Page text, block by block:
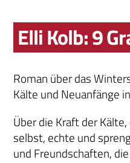
Elli Kolb: 9
Roman über das
Kälte und Neuanfänge
Über die Kraft der
selbst, echte und
und Freundschaften,